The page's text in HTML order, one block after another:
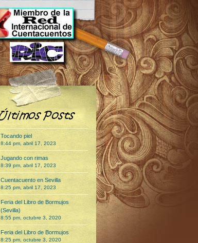
Tocando piel
8:44 pm, abril 17, 2023
Jugando con rimas
8:39 pm, abril 17, 2023
Cuentacuento en Sevilla
8:25 pm, abril 17, 2023
Feria del Libro de Bormujos
(Sevilla)
8:55 pm, octubre 3, 2020
Feria del Libro de Bormujos
8:25 pm, octubre 3, 2020